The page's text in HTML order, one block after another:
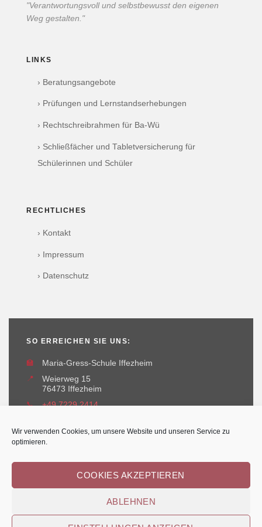
Wir verwenden Cookies, um unsere Website und unseren Service zu
optimieren.
COOKIES AKZEPTIEREN
ABLEHNEN
"Verantwortungsvoll und selbstbewusst den eigenen
Weg gestalten."
LINKS
› Beratungsangebote
› Prüfungen und Lernstandserhebungen
› Rechtschreibrahmen für Ba-Wü
› Schließfächer und Tabletversicherung für
Schülerinnen und Schüler
RECHTLICHES
› Kontakt
› Impressum
› Datenschutz
SO ERREICHEN SIE UNS:
🏫
Maria-Gress-Schule Iffezheim
📍
Weierweg 15
76473 Iffezheim
📞
+49 7229 2414
© Maria-Gress-Schule Iffezheim